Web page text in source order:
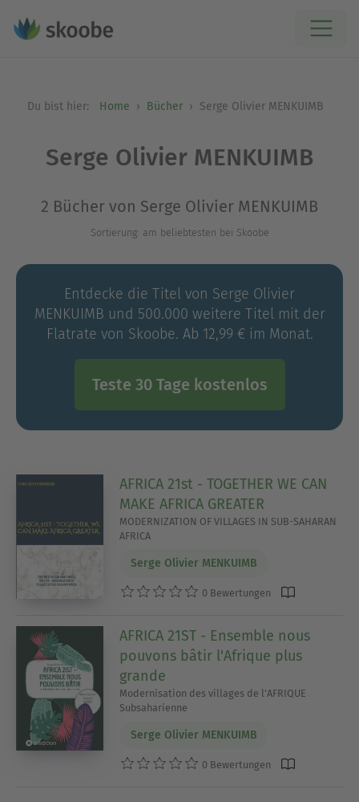
Du bist hier: Home Bücher Serge Olivier MENKUIMB
Serge Olivier MENKUIMB
2 Bücher von Serge Olivier MENKUIMB
Sortierung: am beliebtesten bei Skoobe
Entdecke die Titel von Serge Olivier
MENKUIMB und 500.000 weitere Titel mit der
Flatrate von Skoobe. Ab 12,99 € im Monat.
Teste 30 Tage kostenlos
AFRICA 21st - TOGETHER WE CAN
MAKE AFRICA GREATER
MODERNIZATION OF VILLAGES IN SUB-SAHARAN
AFRICA
Serge Olivier MENKUIMB
0 Bewertungen
AFRICA 21ST - Ensemble nous
pouvons bâtir l'Afrique plus
grande
Modernisation des villages de l'AFRIQUE
Subsaharienne
Serge Olivier MENKUIMB
0 Bewertungen